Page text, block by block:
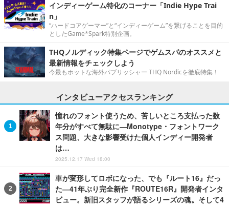
インディーゲーム特化のコーナー「Indie Hype Trai
n」
“ハードコアゲーマー”と“インディーゲーム”を繋げることを目的
としたGame*Spark特別企画。
THQノルディック特集ページでゲムスパのオススメと
最新情報をチェックしよう
今最もホットな海外パブリッシャー THQ Nordicを徹底特集！
インタビューアクセスランキング
憧れのフォント使うため、苦しいところ支払った数
年分がすべて無駄に―Monotype・フォントワーク
ス問題、大きな影響受けた個人インディー開発者
は…
2025.12.17 Wed 18:00
車が変形してロボになった、でも『ルート16』だっ
た―41年ぶり完全新作『ROUTE16R』開発者インタ
ビュー。新旧スタッフが語るシリーズの魂。そして4